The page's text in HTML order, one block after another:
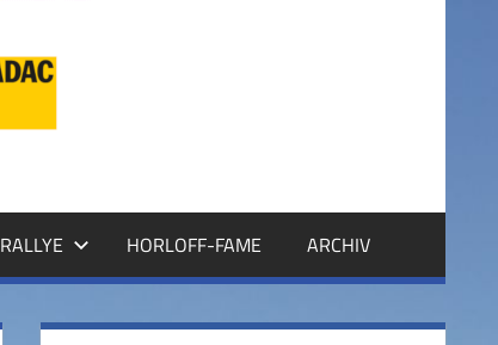
RALLYE HORLOFF-FAME ARCHIV